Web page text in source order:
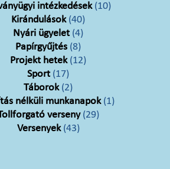
intézkedések(10)
Kirándulások(40)
Nyári ügyelet(4)
Papírgyűjtés (8)
Projekt hetek(12)
Sport(17)
Táborok(2)
nélküli munkanapok(1)
verseny(29)
Versenyek(43)